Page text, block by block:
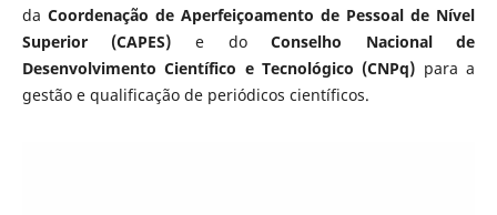
da Coordenação de Aperfeiçoamento de Pessoal de Nível
Superior (CAPES) e doConselho Nacional de
Desenvolvimento Científico e Tecnológico (CNPq) para a
gestão e qualificação de periódicos científicos.